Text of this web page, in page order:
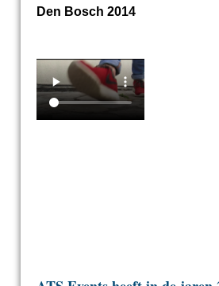
Den Bosch 2014